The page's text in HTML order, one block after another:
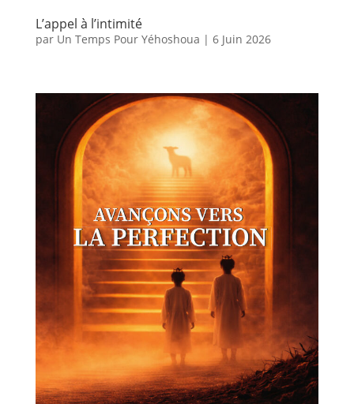
L’appel à l’intimité
par Un Temps Pour Yéhoshoua | 6 Juin 2026